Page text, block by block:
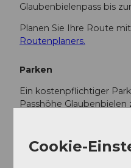
Glaubenbielenpass bis
Planen Sie Ihre Route
Routenplaners.
Parken
Ein kostenpflichtiger
Passhöhe Glaubenbielen
Mit dem öffentlichen
Cookie-